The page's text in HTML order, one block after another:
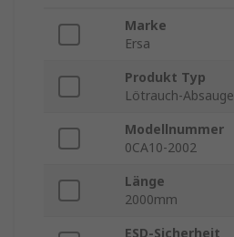
Marke
Ersa
Produkt Typ
Lötrauch-
Modellnummer
0CA10-2002
Länge
2000mm
ESD-Sicherheit